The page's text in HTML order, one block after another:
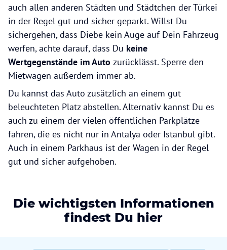
auch allen anderen Städten und Städtchen der Türkei
in der Regel gut und sicher geparkt. Willst Du
sichergehen, dass Diebe kein Auge auf Dein Fahrzeug
werfen, achte darauf, dass Du keine
Wertgegenstände im Auto zurücklässt. Sperre den
Mietwagen außerdem immer ab.
Du kannst das Auto zusätzlich an einem gut
beleuchteten Platz abstellen. Alternativ kannst Du es
auch zu einem der vielen öffentlichen Parkplätze
fahren, die es nicht nur in Antalya oder Istanbul gibt.
Auch in einem Parkhaus ist der Wagen in der Regel
gut und sicher aufgehoben.
Die wichtigsten Informationen
findest Du hier